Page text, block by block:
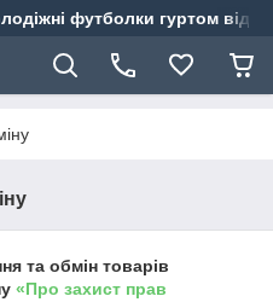
футболки гуртом від
та обмін товарів
«Про захист прав